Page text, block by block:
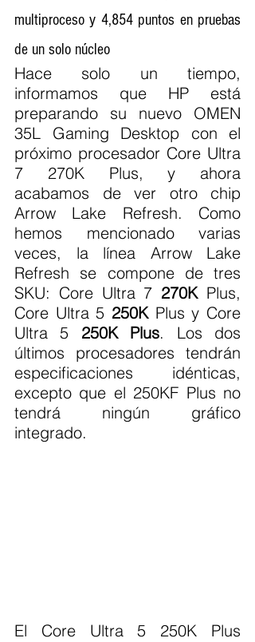
multiproceso y 4,854 puntos en pruebas
de un solo núcleo
Hace solo un tiempo,
informamos que HP está
preparando su nuevo OMEN
35L Gaming Desktop con el
próximo procesador Core Ultra
7 270K Plus, y ahora
acabamos de ver otro chip
Arrow Lake Refresh. Como
hemos mencionado varias
veces, la línea Arrow Lake
Refresh se compone de tres
SKU: Core Ultra 7 270K Plus,
Core Ultra 5 250K Plus y Core
Ultra 5 250K Plus. Los dos
últimos procesadores tendrán
especificaciones idénticas,
excepto que el 250KF Plus no
tendrá ningún gráfico
integrado.
El Core Ultra 5 250K Plus